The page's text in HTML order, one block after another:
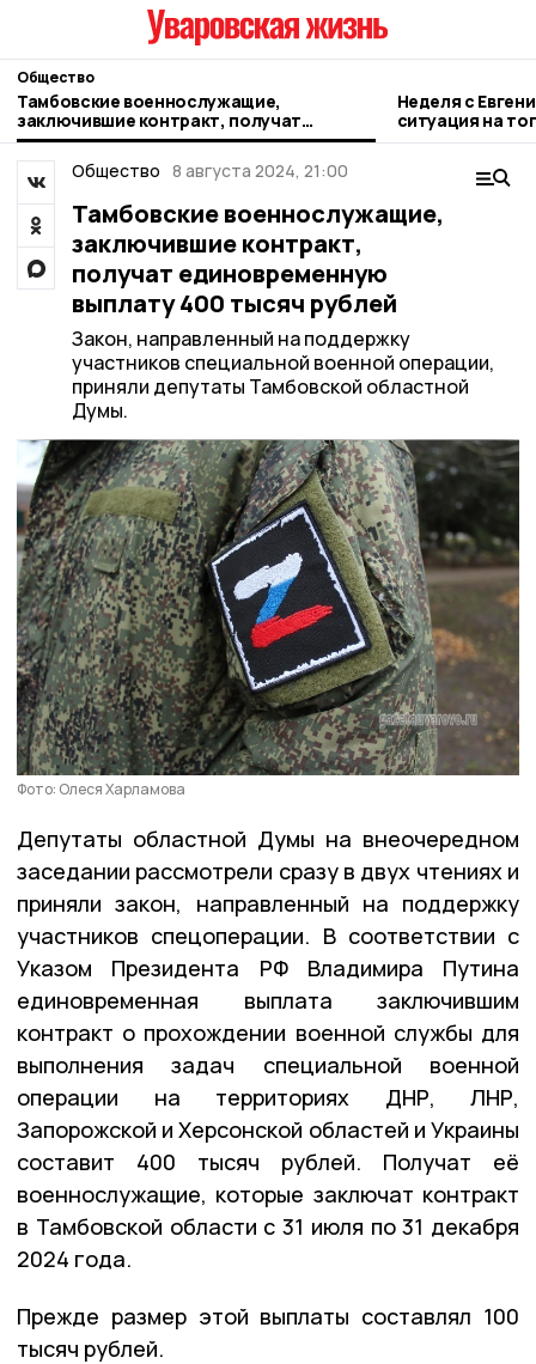
Общество
Тамбовские военнослужащие,
заключившие контракт, получат
единовременную выплату 400 тысяч
рублей
Неделя с
ситуация на
городе и
Общество 8 августа 2024, 21:00
Тамбовские военнослужащие,
заключившие контракт,
получат единовременную
выплату 400 тысяч рублей
Закон, направленный на поддержку
участников специальной военной операции,
приняли депутаты Тамбовской областной
Думы.
Фото: Олеся Харламова
Депутаты областной Думы на внеочередном
заседании рассмотрели сразу в двух чтениях и
приняли закон, направленный на поддержку
участников спецоперации. В соответствии с
Указом Президента РФ Владимира Путина
единовременная выплата заключившим
контракт о прохождении военной службы для
выполнения задач специальной военной
операции на территориях ДНР, ЛНР,
Запорожской и Херсонской областей и Украины
составит 400 тысяч рублей. Получат её
военнослужащие, которые заключат контракт
в Тамбовской области с 31 июля по 31 декабря
2024 года.
Прежде размер этой выплаты составлял 100
тысяч рублей.